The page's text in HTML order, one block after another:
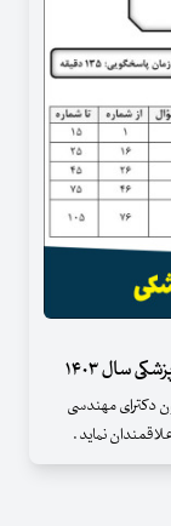
سال ۱۴۰۳
دکترای مهندسی